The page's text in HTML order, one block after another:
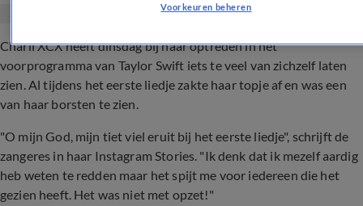
Charli XCX heeft dinsdag bij haar optreden in het
voorprogramma van Taylor Swift iets te veel van zichzelf laten
zien. Al tijdens het eerste liedje zakte haar topje af en was een
van haar borsten te zien.
"O mijn God, mijn tiet viel eruit bij het eerste liedje", schrijft de
zangeres in haar Instagram Stories. "Ik denk dat ik mezelf aardig
heb weten te redden maar het spijt me voor iedereen die het
gezien heeft. Het was niet met opzet!"
Voorkeuren beheren